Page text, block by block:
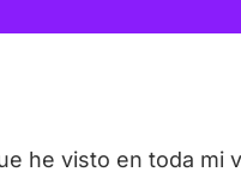
he visto en toda mi